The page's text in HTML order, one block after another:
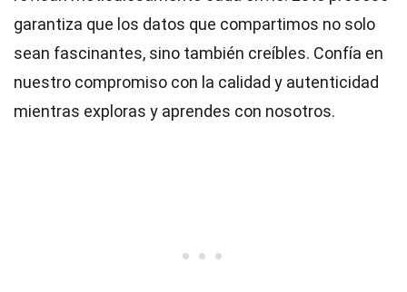
garantiza que los datos que compartimos no solo
sean fascinantes, sino también creíbles. Confía en
nuestro compromiso con la calidad y autenticidad
mientras exploras y aprendes con nosotros.